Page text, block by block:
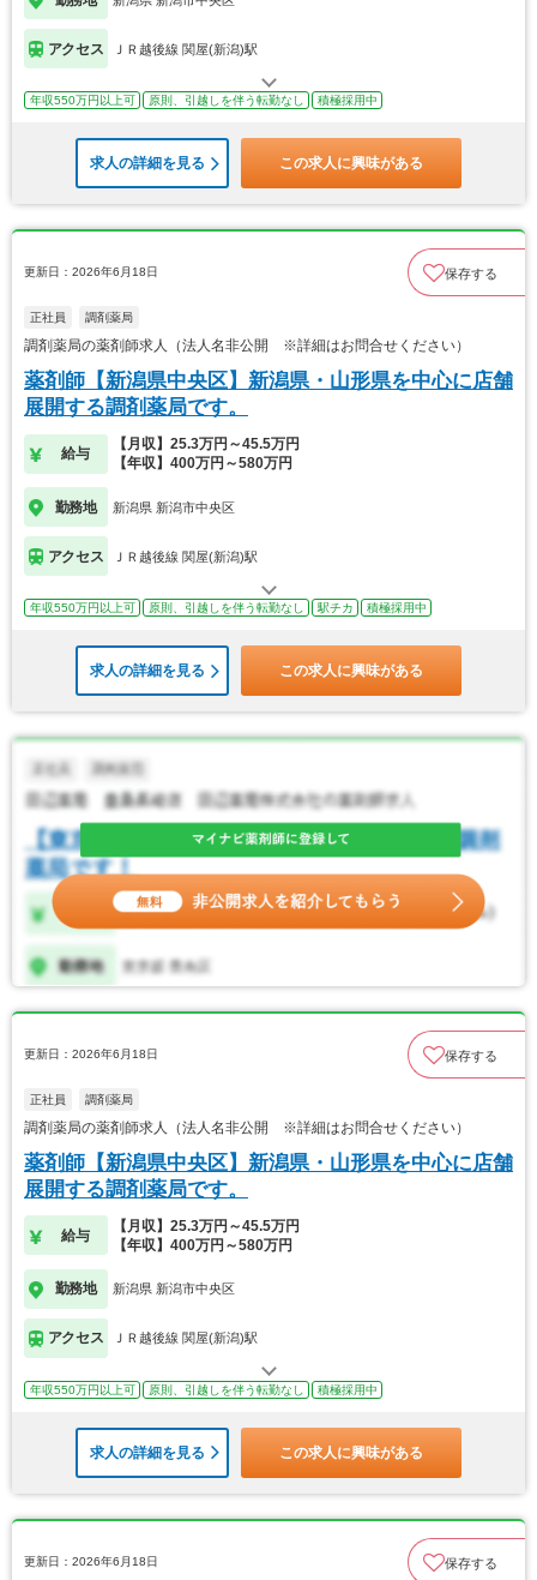
アクセス ＪＲ越後線 関屋(新潟)駅
年収550万円以上可 原則、引越しを伴う転勤なし 積極採用中
求人の詳細を見る この求人に興味がある
更新日：2026年6月18日 保存する
正社員 調剤薬局
調剤薬局の薬剤師求人（法人名非公開 ※詳細はお問合せください）
薬剤師【新潟県中央区】新潟県・山形県を中心に店舗
展開する調剤薬局です。
給与
【月収】25.3万円～45.5万円
【年収】400万円～580万円
勤務地 新潟県 新潟市中央区
アクセス ＪＲ越後線 関屋(新潟)駅
年収550万円以上可 原則、引越しを伴う転勤なし 駅チカ 積極採用中
求人の詳細を見る この求人に興味がある
更新日：2026年6月18日 保存する
正社員 調剤薬局
調剤薬局の薬剤師求人（法人名非公開 ※詳細はお問合せください）
薬剤師【新潟県中央区】新潟県・山形県を中心に店舗
展開する調剤薬局です。
給与
【月収】25.3万円～45.5万円
【年収】400万円～580万円
勤務地 新潟県 新潟市中央区
アクセス ＪＲ越後線 関屋(新潟)駅
年収550万円以上可 原則、引越しを伴う転勤なし 積極採用中
求人の詳細を見る この求人に興味がある
更新日：2026年6月18日 保存する